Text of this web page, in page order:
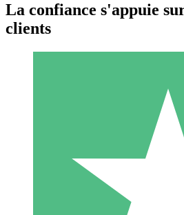
Packs de Crédits
Payez à l'utilisation avec des crédits
1 Téléchargement
La confiance s'appuie
clients